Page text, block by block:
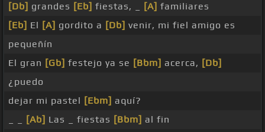
[Db] grandes [Eb] fiestas, _ [A] familiares
[Eb] El [A] gordito a [Db] venir, mi fiel amigo es
pequeñín
El gran [Gb] festejo ya se [Bbm] acerca, [Db]
¿puedo
dejar mi pastel [Ebm] aquí?
[Ab] Las _ fiestas [Bbm] al fin